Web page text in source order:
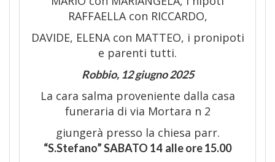
RAFFAELLA con RICCARDO,
DAVIDE, ELENA con MATTEO, i pronipoti
e parenti tutti.
Robbio, 12giugno2025
La cara salma proveniente dalla casa
funeraria di via Mortara n 2
giungerà presso la chiesa parr.
“S.Stefano”SABATO 14 alle ore15.00